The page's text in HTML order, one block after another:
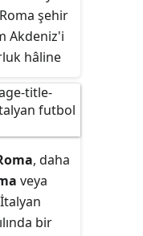
şehir
Akdeniz'i
hâline
bir
da
, daha
veya
bir